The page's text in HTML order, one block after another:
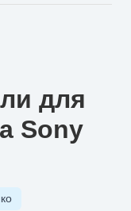
для
Sony